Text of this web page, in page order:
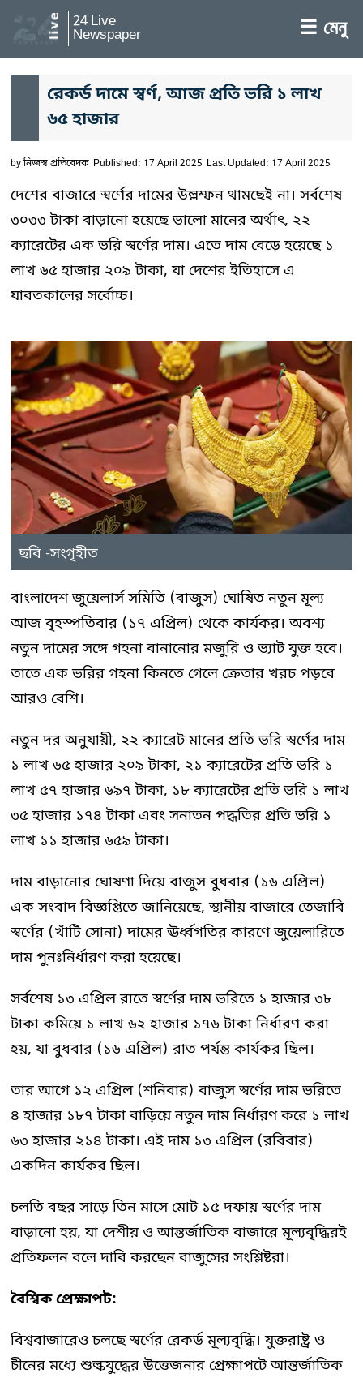
24 Live
Newspaper ☰ মেনু
রেকর্ড দামে স্বর্ণ, আজ প্রতি ভরি ১ লাখ
৬৫ হাজার
byনিজস্ব প্রতিবেদক Published: 17 April 2025 Last Updated: 17 April 2025
দেশের বাজারে স্বর্ণের দামের উল্লম্ফন থামছেই না। সর্বশেষ
৩০৩৩ টাকা বাড়ানো হয়েছে ভালো মানের অর্থাৎ, ২২
ক্যারেটের এক ভরি স্বর্ণের দাম। এতে দাম বেড়ে হয়েছে ১
লাখ ৬৫ হাজার ২০৯ টাকা, যা দেশের ইতিহাসে এ
যাবতকালের সর্বোচ্চ।
ছবি -সংগৃহীত
বাংলাদেশ জুয়েলার্স সমিতি (বাজুস) ঘোষিত নতুন মূল্য
আজ বৃহস্পতিবার (১৭ এপ্রিল) থেকে কার্যকর। অবশ্য
নতুন দামের সঙ্গে গহনা বানানোর মজুরি ও ভ্যাট যুক্ত হবে।
তাতে এক ভরির গহনা কিনতে গেলে ক্রেতার খরচ পড়বে
আরও বেশি।
নতুন দর অনুযায়ী, ২২ ক্যারেট মানের প্রতি ভরি স্বর্ণের দাম
১ লাখ ৬৫ হাজার ২০৯ টাকা, ২১ ক্যারেটের প্রতি ভরি ১
লাখ ৫৭ হাজার ৬৯৭ টাকা, ১৮ ক্যারেটের প্রতি ভরি ১ লাখ
৩৫ হাজার ১৭৪ টাকা এবং সনাতন পদ্ধতির প্রতি ভরি ১
লাখ ১১ হাজার ৬৫৯ টাকা।
দাম বাড়ানোর ঘোষণা দিয়ে বাজুস বুধবার (১৬ এপ্রিল)
এক সংবাদ বিজ্ঞপ্তিতে জানিয়েছে, স্থানীয় বাজারে তেজাবি
স্বর্ণের (খাঁটি সোনা) দামের ঊর্ধ্বগতির কারণে জুয়েলারিতে
দাম পুনঃনির্ধারণ করা হয়েছে।
সর্বশেষ ১৩ এপ্রিল রাতে স্বর্ণের দাম ভরিতে ১ হাজার ৩৮
টাকা কমিয়ে ১ লাখ ৬২ হাজার ১৭৬ টাকা নির্ধারণ করা
হয়, যা বুধবার (১৬ এপ্রিল) রাত পর্যন্ত কার্যকর ছিল।
তার আগে ১২ এপ্রিল (শনিবার) বাজুস স্বর্ণের দাম ভরিতে
৪ হাজার ১৮৭ টাকা বাড়িয়ে নতুন দাম নির্ধারণ করে ১ লাখ
৬৩ হাজার ২১৪ টাকা। এই দাম ১৩ এপ্রিল (রবিবার)
একদিন কার্যকর ছিল।
চলতি বছর সাড়ে তিন মাসে মোট ১৫ দফায় স্বর্ণের দাম
বাড়ানো হয়, যা দেশীয় ও আন্তর্জাতিক বাজারে মূল্যবৃদ্ধিরই
প্রতিফলন বলে দাবি করছেন বাজুসের সংশ্লিষ্টরা।
বৈশ্বিকপ্রেক্ষাপট:
বিশ্ববাজারেও চলছে স্বর্ণের রেকর্ড মূল্যবৃদ্ধি। যুক্তরাষ্ট্র ও
চীনের মধ্যে শুল্কযুদ্ধের উত্তেজনার প্রেক্ষাপটে আন্তর্জাতিক